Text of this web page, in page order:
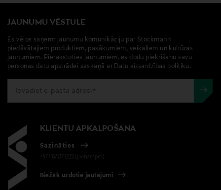
JAUNUMU VĒSTULE
Es vēlos saņemt jaunumu komunikāciju par Stockmann
piedāvātajiem produktiem, pasākumiem, veikaliem un kultūras
jaunumiem. Pierakstoties jaunumiem, es dodu piekrišanu savu
personas datu apstrādei saskaņā ar Datu aizsardzības politiku.
KLIENTU APKALPOŠANA
Sazināties
+371 67071222(pvm/mpm)
Biežāk uzdotie jautājumi